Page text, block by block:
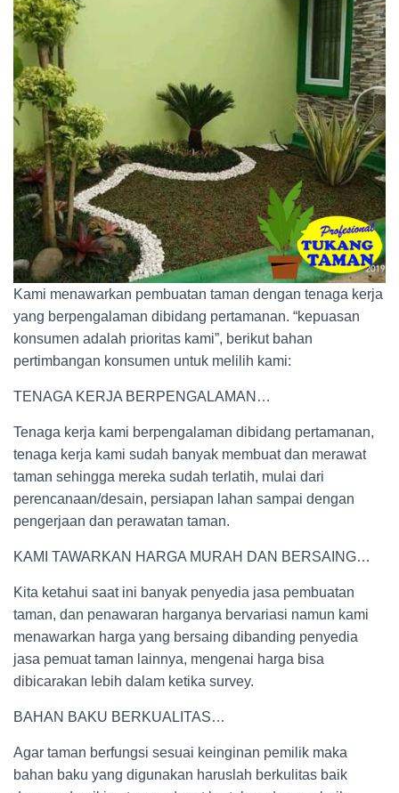
Kami menawarkan pembuatan taman dengan tenaga kerja
yang berpengalaman dibidang pertamanan. “kepuasan
konsumen adalah prioritas kami”, berikut bahan
pertimbangan konsumen untuk melilih kami:
TENAGA KERJA BERPENGALAMAN…
Tenaga kerja kami berpengalaman dibidang pertamanan,
tenaga kerja kami sudah banyak membuat dan merawat
taman sehingga mereka sudah terlatih, mulai dari
perencanaan/desain, persiapan lahan sampai dengan
pengerjaan dan perawatan taman.
KAMI TAWARKAN HARGA MURAH DAN BERSAING…
Kita ketahui saat ini banyak penyedia jasa pembuatan
taman, dan penawaran harganya bervariasi namun kami
menawarkan harga yang bersaing dibanding penyedia
jasa pemuat taman lainnya, mengenai harga bisa
dibicarakan lebih dalam ketika survey.
BAHAN BAKU BERKUALITAS…
Agar taman berfungsi sesuai keinginan pemilik maka
bahan baku yang digunakan haruslah berkulitas baik